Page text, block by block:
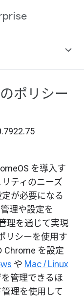
ポリシー
を導入す
ティのニーズ
が必要になる
理や設定を
理を通じて実現
リシーを使用す
Chrome を設定
や Mac / Linux
管理できるほ
理を使用して